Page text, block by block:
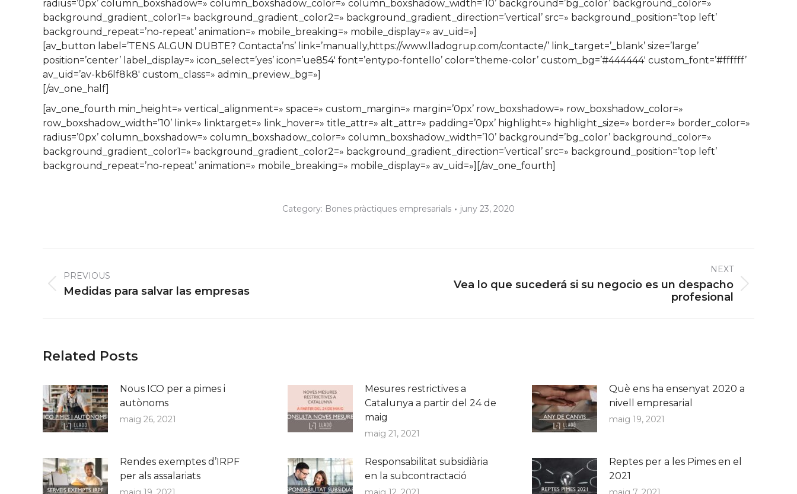
radius=’0px’ column_boxshadow=» column_boxshadow_color=» column_boxshadow_width=’10’ background=’bg_color’ background_color=»
background_gradient_color1=» background_gradient_color2=» background_gradient_direction=’vertical’ src=» background_position=’top left’
background_repeat=’no-repeat’ animation=» mobile_breaking=» mobile_display=» av_uid=»]
[av_button label=’TENS ALGUN DUBTE? Contacta’ns’ link=’manually,https://www.lladogrup.com/contacte/’ link_target=’_blank’ size=’large’
position=’center’ label_display=» icon_select=’yes’ icon=’ue854′ font=’entypo-fontello’ color=’theme-color’ custom_bg=’#444444′ custom_font=’#ffffff’
av_uid=’av-kb6lf8k8′ custom_class=» admin_preview_bg=»]
[/av_one_half]
[av_one_fourth min_height=» vertical_alignment=» space=» custom_margin=» margin=’0px’ row_boxshadow=» row_boxshadow_color=»
row_boxshadow_width=’10’ link=» linktarget=» link_hover=» title_attr=» alt_attr=» padding=’0px’ highlight=» highlight_size=» border=» border_color=»
radius=’0px’ column_boxshadow=» column_boxshadow_color=» column_boxshadow_width=’10’ background=’bg_color’ background_color=»
background_gradient_color1=» background_gradient_color2=» background_gradient_direction=’vertical’ src=» background_position=’top left’
background_repeat=’no-repeat’ animation=» mobile_breaking=» mobile_display=» av_uid=»][/av_one_fourth]
Category: Bones pràctiques empresarials juny 23, 2020
navigation
PREVIOUS
Previous
Medidas para salvar las empresas
NEXT
Vea lo que sucederá si su negocio es un despacho
profesional
Related Posts
Nous ICO per a pimes i
autònoms
maig 26, 2021
Mesures restrictives a
Catalunya a partir del 24 de
maig
maig 21, 2021
Què ens ha ensenyat 2020 a
nivell empresarial
maig 19, 2021
Rendes exemptes d’IRPF
per als assalariats
Responsabilitat subsidiària
en la subcontractació
Reptes per a les Pimes en el
2021